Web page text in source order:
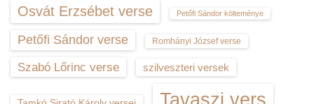
Osvát Erzsébet verse Petőfi Sándor költeménye
Petőfi Sándor verse Romhányi József verse
Szabó Lőrinc verse szilveszteri versek
Tavaszi vers